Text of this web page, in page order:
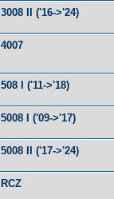
3008 II ('16->'24)
4007
508 I ('11->'18)
5008 I ('09->'17)
5008 II ('17->'24)
RCZ